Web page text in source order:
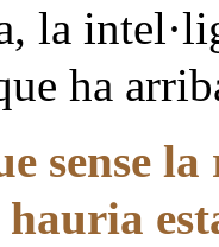
la
ha
sense